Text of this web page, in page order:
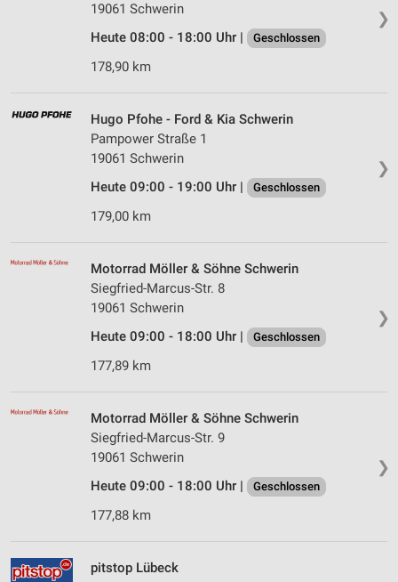
❯
19061 Schwerin
Heute 08:00 - 18:00 Uhr |
Geschlossen
178,90 km
❯
Hugo Pfohe - Ford & Kia Schwerin
Pampower Straße 1
19061 Schwerin
Heute 09:00 - 19:00 Uhr |
Geschlossen
179,00 km
❯
Motorrad Möller & Söhne Schwerin
Siegfried-Marcus-Str. 8
19061 Schwerin
Heute 09:00 - 18:00 Uhr |
Geschlossen
177,89 km
❯
Motorrad Möller & Söhne Schwerin
Siegfried-Marcus-Str. 9
19061 Schwerin
Heute 09:00 - 18:00 Uhr |
Geschlossen
177,88 km
pitstop Lübeck